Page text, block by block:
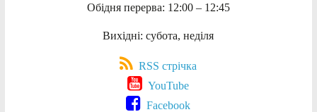
Обідня перерва: 12:00 – 12:45
Вихідні: субота, неділя
RSS стрічка
YouTube
Facebook